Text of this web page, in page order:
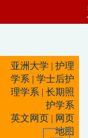
亚洲大学 | 护理
学系 | 学士后护
理学系 | 长期照
护学系
英文网页 | 网页
地图